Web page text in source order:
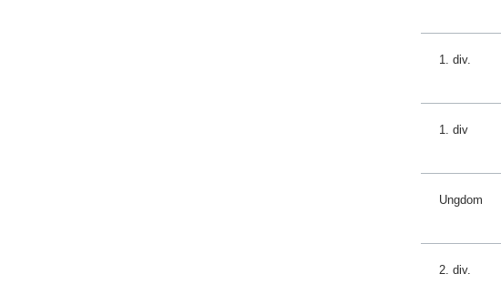
1. div.
1. div
Ungdom
2. div.